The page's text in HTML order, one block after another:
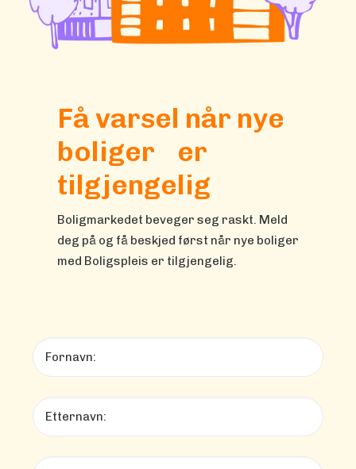
Få varsel når nye
boliger er
tilgjengelig
Boligmarkedet beveger seg raskt. Meld
deg på og få beskjed først når nye boliger
med Boligspleis er tilgjengelig.